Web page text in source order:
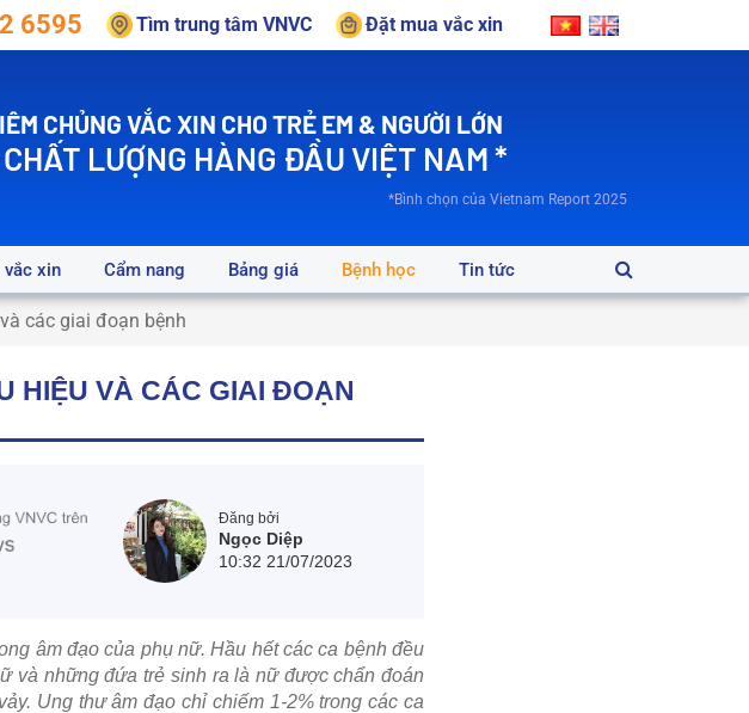
6595 Tìm trung tâm VNVC Đặt mua vắc xin
CHỦNG VẮC XIN CHO TRẺ EM & NGƯỜI LỚN
LƯỢNG HÀNG ĐẦU VIỆT NAM *
*Bình chọn của Vietnam Report 2025
vắc xin Cẩm nang Bảng giá Bệnh học Tin tức
các giai đoạn bệnh
HIỆU VÀ CÁC GIAI ĐOẠN
Đăng bởi
Ngọc Diệp
10:32 21/07/2023
âm đạo của phụ nữ. Hầu hết các ca bệnh đều
và những đứa trẻ sinh ra là nữ được chẩn đoán
Ung thư âm đạo chỉ chiếm 1-2% trong các ca